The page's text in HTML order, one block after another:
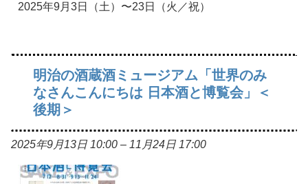
2025年9月3日（土）〜23日（火／祝）
明治の酒蔵酒ミュージアム「世界のみ
なさんこんにちは 日本酒と博覧会」＜
後期＞
2025年9月13日 10:00 – 11月24日 17:00